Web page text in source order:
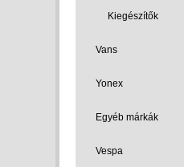
Kiegészítők
Vans
Yonex
Egyéb márkák
Vespa